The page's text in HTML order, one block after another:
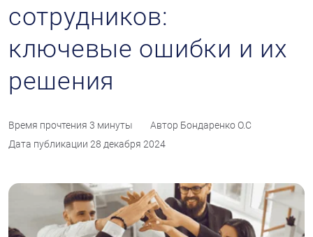
сотрудников:
ключевые ошибки и их
решения
Время прочтения 3 минуты Автор Бондаренко О.С
Дата публикации 28 декабря 2024